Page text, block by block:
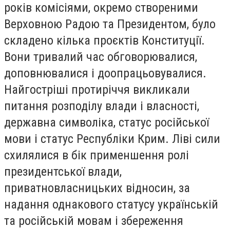
років комісіями, окремо створеними
Верховною Радою та Президентом, було
складено кілька проєктів Конституції.
Вони тривалий час обговорювалися,
доповнювалися і доопрацьовувалися.
Найгостріші протиріччя викликали
питання розподілу влади і власності,
державна символіка, статус російської
мови і статус Республіки Крим. Ліві сили
схилялися в бік применшення ролі
президентської влади,
приватновласницьких відносин, за
надання однакового статусу українській
та російській мовам і збереження